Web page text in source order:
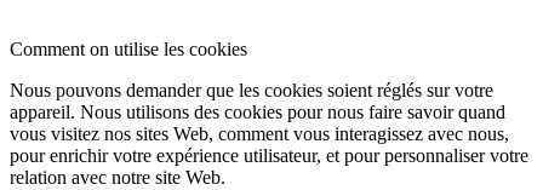
Comment on utilise les cookies
Nous pouvons demander que les cookies soient réglés sur votre
appareil. Nous utilisons des cookies pour nous faire savoir quand
vous visitez nos sites Web, comment vous interagissez avec nous,
pour enrichir votre expérience utilisateur, et pour personnaliser votre
relation avec notre site Web.